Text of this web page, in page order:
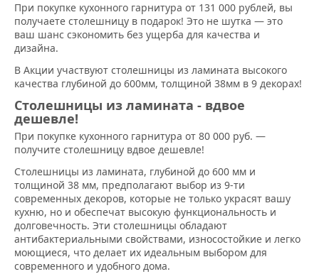
При покупке кухонного гарнитура от 131 000 рублей, вы
получаете столешницу в подарок! Это не шутка — это
ваш шанс сэкономить без ущерба для качества и
дизайна.
В Акции участвуют столешницы из ламината высокого
качества глубиной до 600мм, толщиной 38мм в 9 декорах!
Столешницы из ламината - вдвое
дешевле!
При покупке кухонного гарнитура от 80 000 руб. —
получите столешницу вдвое дешевле!
Столешницы из ламината, глубиной до 600 мм и
толщиной 38 мм, предполагают выбор из 9-ти
современных декоров, которые не только украсят вашу
кухню, но и обеспечат высокую функциональность и
долговечность. Эти столешницы обладают
антибактериальными свойствами, износостойкие и легко
моющиеся, что делает их идеальным выбором для
современного и удобного дома.